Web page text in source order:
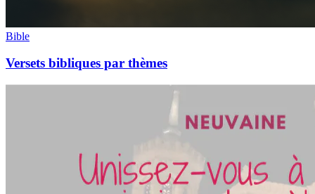
Bible
Versets bibliques par thèmes